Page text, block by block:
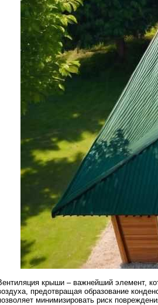
крыши – важнейший элемент,
предотвращая образование
минимизировать риск